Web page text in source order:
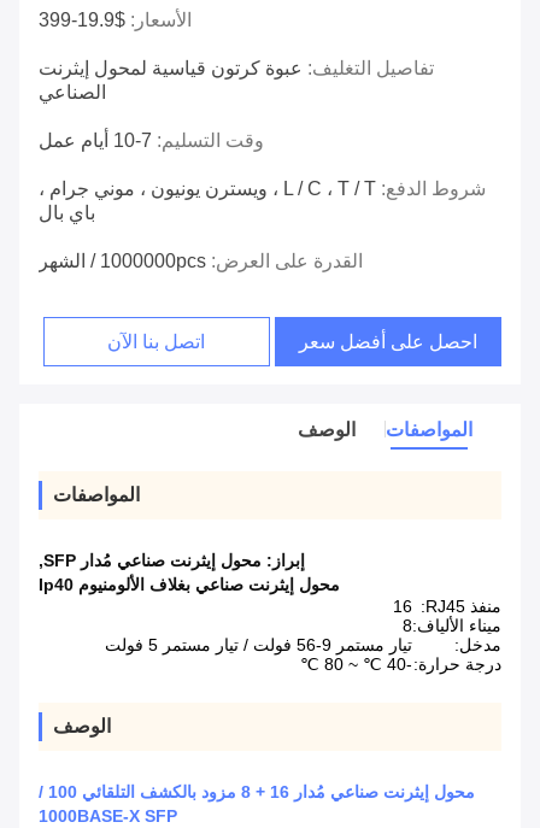
الأسعار: $19.9-399
تفاصيل التغليف: عبوة كرتون قياسية لمحول إيثرنت
الصناعي
وقت التسليم: 7-10 أيام عمل
شروط الدفع:
L / C ، T / T ، ويسترن يونيون ، موني جرام ،
باي بال
القدرة على العرض: 1000000pcs / الشهر
احصل على أفضل سعر اتصل بنا الآن
المواصفات الوصف
المواصفات
إبراز: محول إيثرنت صناعي مُدار SFP
,
محول إيثرنت صناعي بغلاف الألومنيوم Ip40
منفذ RJ45:
16
ميناء الألياف:8
مدخل:
تيار مستمر 9-56 فولت / تيار مستمر 5 فولت
درجة حرارة:-40 ℃ ~ 80 ℃
الوصف
محول إيثرنت صناعي مُدار 16 + 8 مزود بالكشف التلقائي 100 /
1000BASE-X SFP